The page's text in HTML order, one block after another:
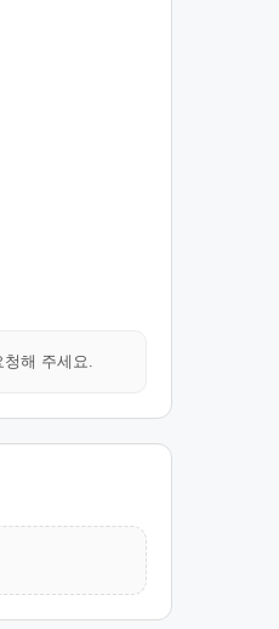
해 주세요.